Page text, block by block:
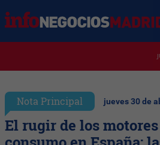
Nota Principal jueves 30 de
El rugir de los